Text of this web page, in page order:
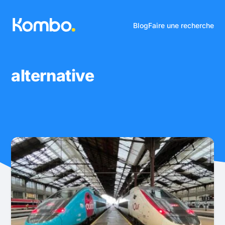
BlogFaire une recherche
alternative